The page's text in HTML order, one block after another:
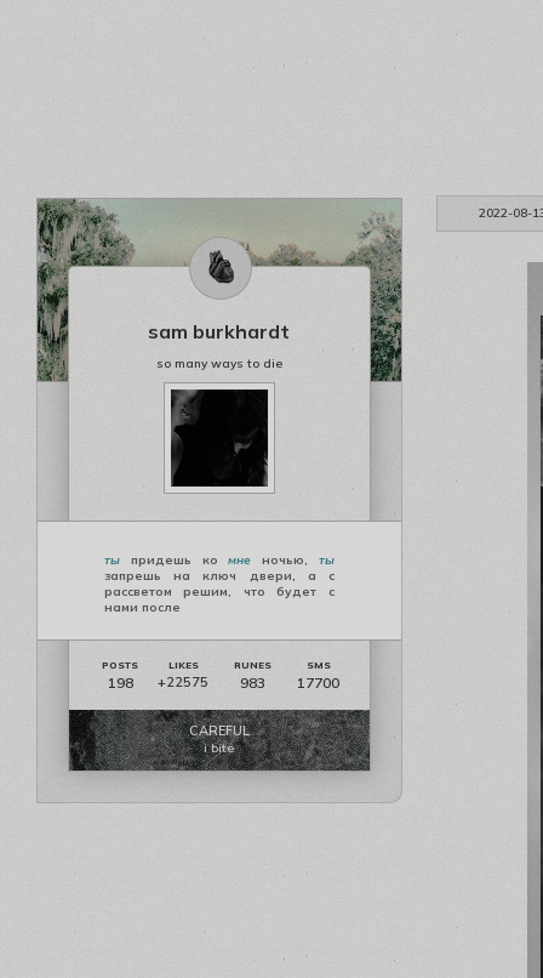
2022-08-
sam burkhardt
so many ways to die
ты придешь комне ночью,ты
запрешь на ключ двери, а с
рассветом решим, что будет с
нами после
198 +22575 983 17700
CAREFUL
i bite